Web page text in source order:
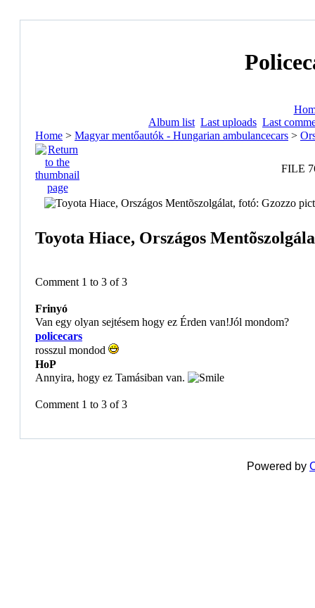
Album list Last uploads Last
Home > Magyar mentőautók - Hungarian ambulancecars >
FILE
Toyota Hiace, Országos
Comment 1 to 3 of 3
Frinyó
Van egy olyan sejtésem hogy ez Érden van!Jól mondom?
policecars
rosszul mondod
HoP
Annyira, hogy ez Tamásiban van.
Comment 1 to 3 of 3
Powered by